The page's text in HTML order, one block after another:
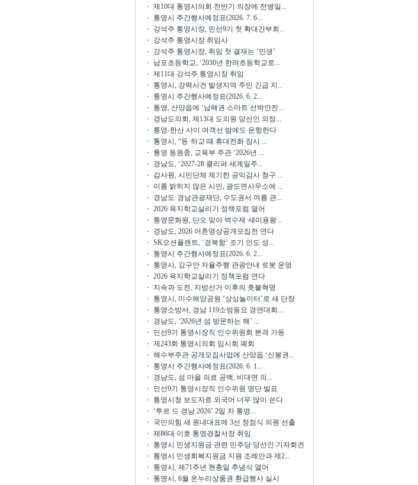
제10대 통영시의회 전반기 의장에 전병일...
통영시 주간행사예정표(2026. 7. 6...
강석주 통영시장, 민선9기 첫 확대간부회...
강석주 통영시장 취임사
강석주 통영시장, 취임 첫 결재는 ‘민생’
남포초등학교, ‘2030년 한려초등학교로...
제11대 강석주 통영시장 취임
통영시, 강력사건 발생지역 주민 긴급 지...
통영시 주간행사예정표(2026. 6. 2...
통영, 산양읍에 ‘남해권 스마트 선박안전...
경남도의회, 제13대 도의원 당선인 의정...
통영-한산 사이 여객선 밤에도 운항한다
통영시, “등·하교 때 휴대전화 잠시 ...
통영 동원중, 교육부 주관 ‘2026년 ...
경남도, ‘2027-28 클리퍼 세계일주...
감사원, 시민단체 제기한 공익감사 청구 ...
이름 밝히지 않은 시민, 광도면사무소에 ...
경남도·경남관광재단, 수도권서 여름 관...
2026 욕지학교살리기 정책포럼 열어
통영문화원, 단오 맞아 벅수제·새미용왕...
경남도, 2026 어촌영상공개모집전 연다
SK오션플랜트, ‘경북함’ 조기 인도 성...
통영시 주간행사예정표(2026. 6. 2...
통영시, 강구안 자율주행 관광안내 로봇 운영
2026 욕지학교살리기 정책포럼 연다
지속과 도전, 지방선거 이후의 촛불혁명
통영시, 미수해양공원 ‘상상놀이터’로 새 단장
통영소방서, 경남 119소방동요 경연대회...
경남도, ‘2026년 섬 방문하는 해’ ...
민선9기 통영시장직 인수위원회 본격 가동
제243회 통영시의회 임시회 폐회
해수부주관 공개모집사업에 산양읍 ‘신봉권...
통영시 주간행사예정표(2026. 6. 1...
경남도, 섬 마을 의료 공백, 비대면 의...
민선9기 통영시장직 인수위원 명단 발표
통영시청 보도자료 외국어 너무 많이 쓴다
‘투르 드 경남 2026’ 2일 차 통영...
국민의힘 새 원내대표에 3선 정점식 의원 선출
제86대 이호 통영경찰서장 취임
통영시 민생지원금 관련 민주당 당선인 기자회견
통영시 민생회복지원금 지원 조례안과 제2...
통영시, 제71주년 현충일 추념식 열어
통영시, 6월 온누리상품권 환급행사 실시